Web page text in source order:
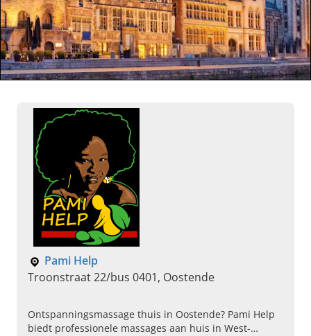
Pami Help
Troonstraat 22/bus 0401, Oostende
Ontspanningsmassage thuis in Oostende? Pami Help
biedt professionele massages aan huis in West-